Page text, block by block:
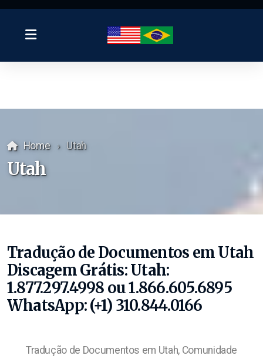
Home Utah
Utah
Tradução de Documentos em Utah
Discagem Grátis: Utah:
1.877.297.4998 ou 1.866.605.6895
WhatsApp: (+1) 310.844.0166
Tradução de Documentos em Utah, Comunidade